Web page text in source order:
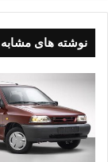
تجدید نظر قرار
وتجهیزات پزشکی
تخصیص یافته است
نوشته های مشابه